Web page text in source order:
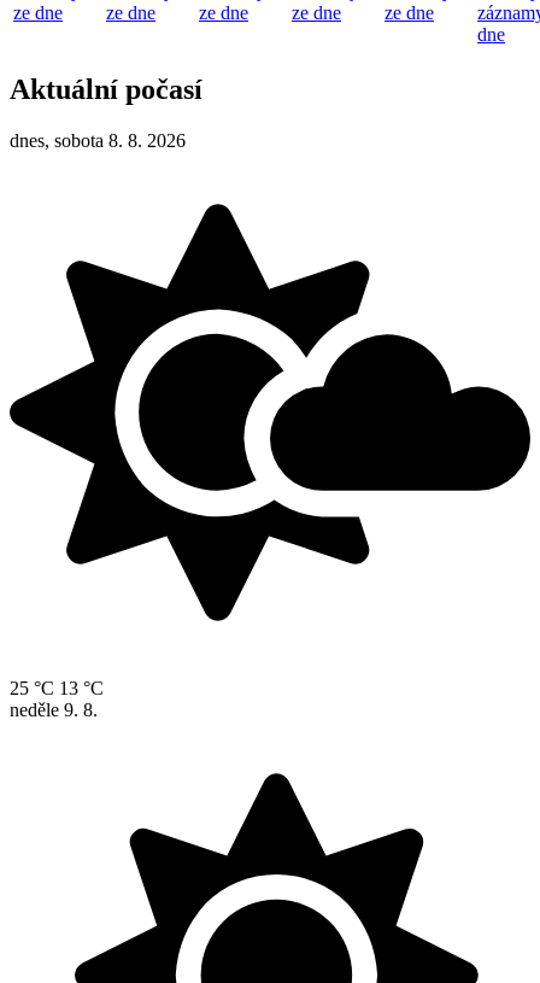
ze dne
ze dne
ze dne
ze dne
ze dne
dne
Aktuální počasí
dnes, sobota 8. 8. 2026
25 °C 13 °C
neděle 9. 8.